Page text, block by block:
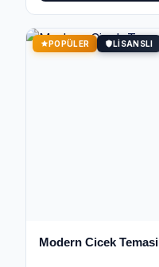
POPÜLER LISANSLI
Modern Cicek Temasi